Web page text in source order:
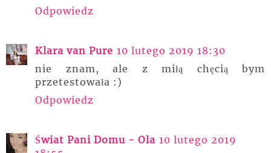
Odpowiedz
Klara van Pure 10 lutego 2019 18:30
nie znam, ale z miłą chęcią bym
przetestowała :)
Odpowiedz
Świat Pani Domu - Ola 10 lutego 2019